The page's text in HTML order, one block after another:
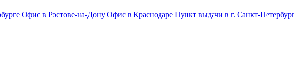
Офис в Ростове-на-Дону Офис в Краснодаре Пункт выдачи в г. Санкт-